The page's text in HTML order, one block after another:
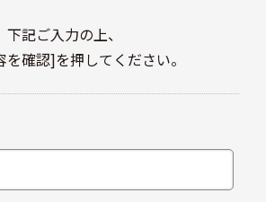
下記ご入力の上、
確認]を押してください。